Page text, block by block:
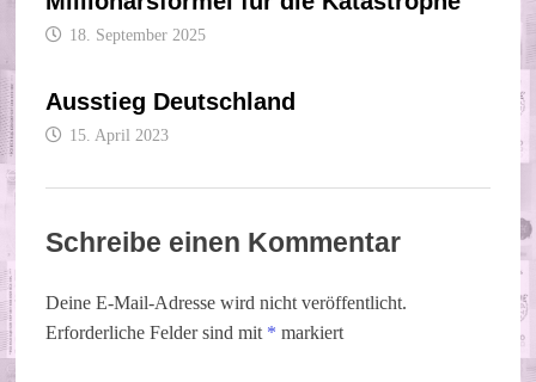
18. September 2025
Ausstieg Deutschland
15. April 2023
Schreibe einen Kommentar
Deine E-Mail-Adresse wird nicht veröffentlicht.
Erforderliche Felder sind mit * markiert